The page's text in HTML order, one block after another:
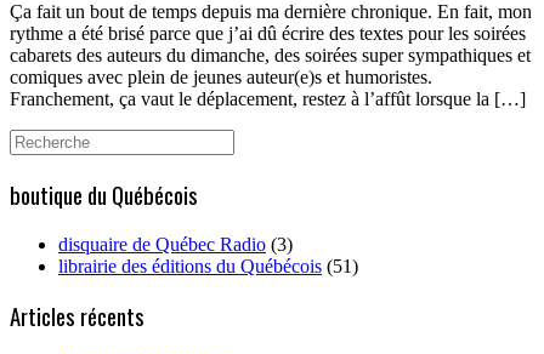
Ça fait un bout de temps depuis ma dernière chronique. En fait, mon
rythme a été brisé parce que j’ai dû écrire des textes pour les soirées
cabarets des auteurs du dimanche, des soirées super sympathiques et
comiques avec plein de jeunes auteur(e)s et humoristes.
Franchement, ça vaut le déplacement, restez à l’affût lorsque la […]
Search
for:
boutique du Québécois
disquaire de Québec Radio (3)
librairie des éditions du Québécois (51)
Articles récents